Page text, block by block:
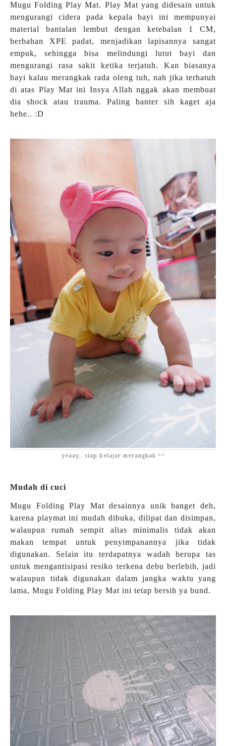
Mugu Folding Play Mat. Play Mat yang didesain untuk
mengurangi cidera pada kepala bayi ini mempunyai
material bantalan lembut dengan ketebalan 1 CM,
berbahan XPE padat, menjadikan lapisannya sangat
empuk, sehingga bisa melindungi lutut bayi dan
mengurangi rasa sakit ketika terjatuh. Kan biasanya
bayi kalau merangkak rada oleng tuh, nah jika terhatuh
di atas Play Mat ini Insya Allah nggak akan membuat
dia shock atau trauma. Paling banter sih kaget aja
hehe.. :D
yeaay.. siap belajar merangkak ^^
Mudah di cuci
Mugu Folding Play Mat desainnya unik banget deh,
karena playmat ini mudah dibuka, dilipat dan disimpan,
walaupun rumah sempit alias minimalis tidak akan
makan tempat untuk penyimpanannya jika tidak
digunakan. Selain itu terdapatnya wadah berupa tas
untuk mengantisipasi resiko terkena debu berlebih, jadi
walaupun tidak digunakan dalam jangka waktu yang
lama, Mugu Folding Play Mat ini tetap bersih ya bund.